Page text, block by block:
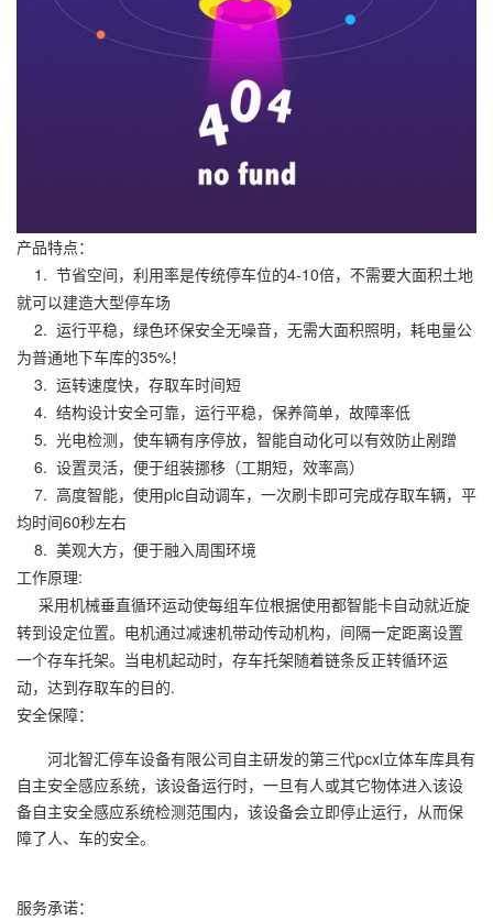
产品特点：
1. 节省空间，利用率是传统停车位的4-10倍，不需要大面积土地
就可以建造大型停车场
2. 运行平稳，绿色环保安全无噪音，无需大面积照明，耗电量公
为普通地下车库的35%！
3. 运转速度快，存取车时间短
4. 结构设计安全可靠，运行平稳，保养简单，故障率低
5. 光电检测，使车辆有序停放，智能自动化可以有效防止剐蹭
6. 设置灵活，便于组装挪移（工期短，效率高）
7. 高度智能，使用plc自动调车，一次刷卡即可完成存取车辆，平
均时间60秒左右
8. 美观大方，便于融入周围环境
工作原理:
采用机械垂直循环运动使每组车位根据使用都智能卡自动就近旋
转到设定位置。电机通过减速机带动传动机构，间隔一定距离设置
一个存车托架。当电机起动时，存车托架随着链条反正转循环运
动，达到存取车的目的.
安全保障：
河北智汇停车设备有限公司自主研发的第三代pcxl立体车库具有
自主安全感应系统，该设备运行时，一旦有人或其它物体进入该设
备自主安全感应系统检测范围内，该设备会立即停止运行，从而保
障了人、车的安全。
服务承诺：